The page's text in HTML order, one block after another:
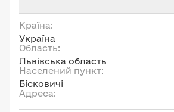
Країна:
Україна
Область:
Львівська область
Населений пункт:
Бісковичі
Адреса: